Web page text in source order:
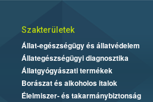
Szakterületek
Állat-egészségügy és állatvédelem
Állategészségügyi diagnosztika
Állatgyógyászati termékek
Borászat és alkoholos italok
Élelmiszer- és takarmánybiztonság